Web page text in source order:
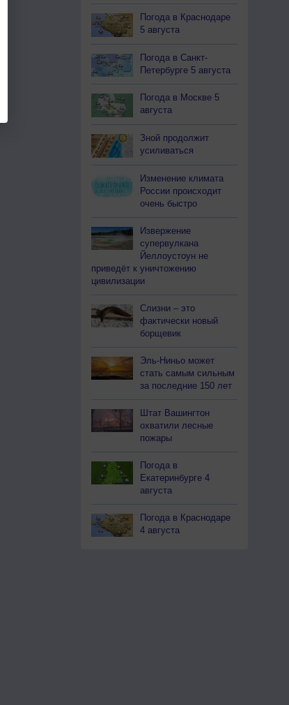
Погода в Краснодаре
5 августа
Погода в Санкт-
Петербурге 5 августа
Погода в Москве 5
августа
Зной продолжит
усиливаться
Изменение климата
России происходит
очень быстро
Извержение
супервулкана
Йеллоустоун не
приведёт к уничтожению
цивилизации
Слизни – это
фактически новый
борщевик
Эль-Ниньо может
стать самым сильным
за последние 150 лет
Штат Вашингтон
охватили лесные
пожары
Погода в
Екатеринбурге 4
августа
Погода в Краснодаре
4 августа